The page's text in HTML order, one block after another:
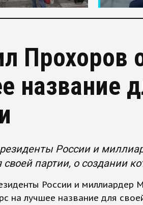
Прохоров
название
России и
своей партии, о создании
России и миллиардер
на лучшее название для